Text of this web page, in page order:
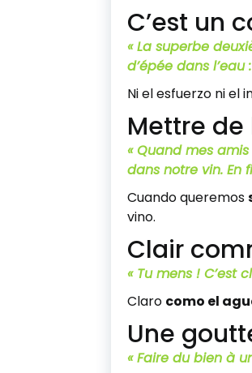
C’est un
« La superbe
d’épée dans
Ni el esfuerzo ni el
Mettre de
« Quand mes
dans notre vin. En
Cuando queremos
vino.
Clair
« Tu mens ! C’est
Claro como el
Une
« Faire du bien à